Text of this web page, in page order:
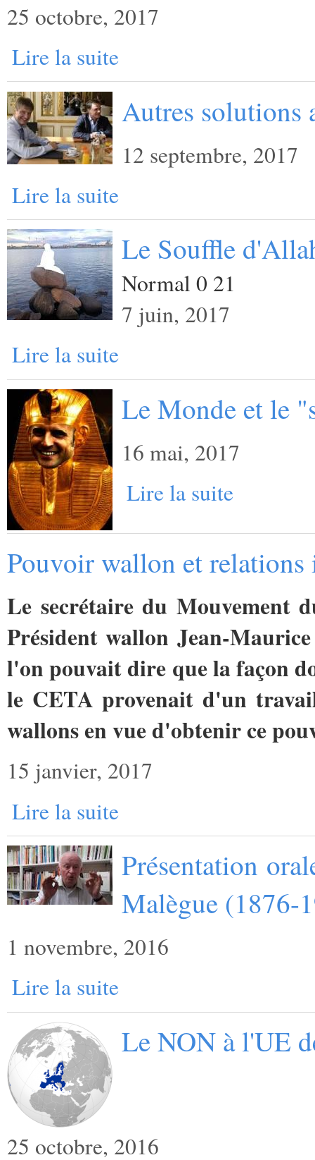
25 octobre, 2017
Lire la suite
Autres solutions
12 septembre, 2017
Lire la suite
Le Souffle
Normal 0 21
7 juin, 2017
Lire la suite
Le Monde et le
16 mai, 2017
Lire la suite
Pouvoir wallon et relations
Le secrétaire du Mouvement
Président wallon Jean-
l'on pouvait dire que la façon
le CETA provenait d'un
wallons en vue d'obtenir ce
15 janvier, 2017
Lire la suite
Présentation
Malègue (1876-
1 novembre, 2016
Lire la suite
Le NON à l'UE
25 octobre, 2016